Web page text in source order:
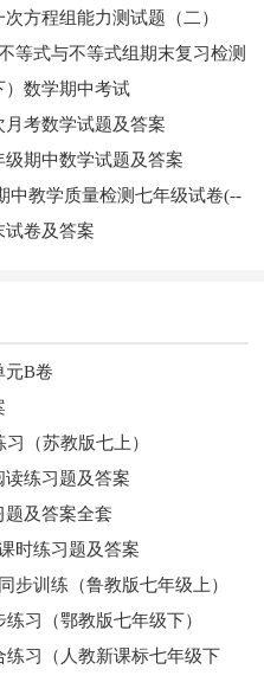
方程组能力测试题（二）
等式与不等式组期末复习检测
）数学期中考试
考数学试题及答案
期中数学试题及答案
中教学质量检测七年级试卷(--
试卷及答案
元B卷
（苏教版七上）
练习题及答案
题及答案全套
时练习题及答案
步训练（鲁教版七年级上）
习（鄂教版七年级下）
习（人教新课标七年级下